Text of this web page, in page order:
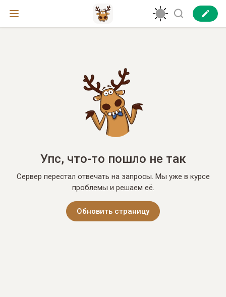
Упс, что-то пошло не так
Сервер перестал отвечать на запросы. Мы уже в курсе
проблемы и решаем её.
Обновить страницу